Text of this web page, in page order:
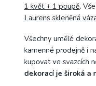
1 květ + 1 poupě.
Laurens skleněná
Všechny umělé
kamenné prodejně i
kupovat ve svazcích
dekorací je široká a